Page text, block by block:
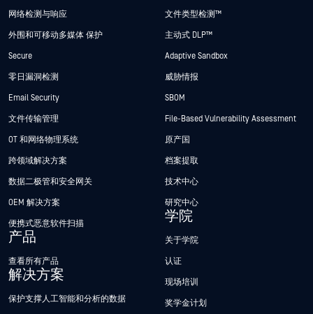
网络检测与响应
外围和可移动多媒体 保护
Secure
零日漏洞检测
Email Security
文件传输管理
OT 和网络物理系统
跨领域解决方案
数据二极管和安全网关
OEM 解决方案
便携式恶意软件扫描
产品
查看所有产品
解决方案
保护支撑人工智能和分析的数据
文件类型检测™
主动式 DLP™
Adaptive Sandbox
威胁情报
SBOM
File-Based Vulnerability Assessment
原产国
档案提取
技术中心
研究中心
学院
关于学院
认证
现场培训
奖学金计划